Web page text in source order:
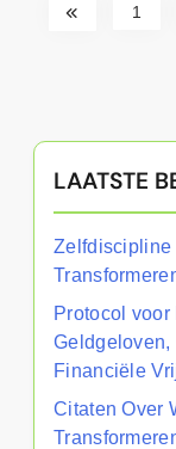
1
LAATSTE
Zelfdiscipline
Protocol
Financiële
Citaten Over